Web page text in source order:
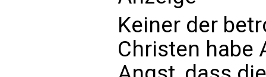
Keiner der
Christen habe